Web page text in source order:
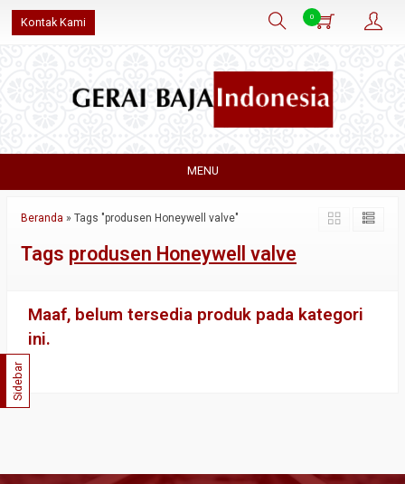
Kontak Kami 0
MENU
Beranda » Tags "produsen Honeywell valve"
Tags produsen Honeywell valve
Maaf, belum tersedia produk pada kategori
ini.
Sidebar